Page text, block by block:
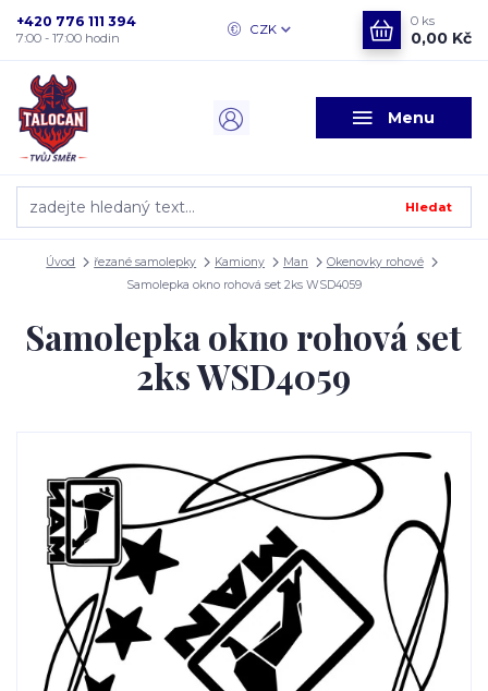
Menu
CZK
Hledat
+420 776 111 394
7:00 - 17:00 hodin
0 ks
0,00 Kč
Úvod řezané samolepky Kamiony Man
Okenovky rohové
Samolepka okno rohová set 2ks WSD4059
Samolepka okno rohová set
2ks WSD4059